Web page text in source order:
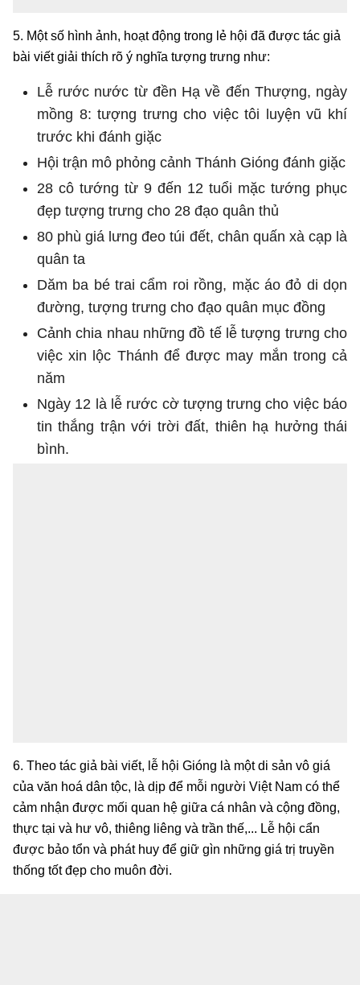
5. Một số hình ảnh, hoạt động trong lẻ hội đã được tác giả
bài viết giải thích rõ ý nghĩa tượng trưng như:
Lễ rước nước từ đền Hạ về đến Thượng, ngày
mồng 8: tượng trưng cho việc tôi luyện vũ khí
trước khi đánh giặc
Hội trận mô phỏng cảnh Thánh Gióng đánh giặc
28 cô tướng từ 9 đến 12 tuổi mặc tướng phục
đẹp tượng trưng cho 28 đạo quân thủ
80 phù giá lưng đeo túi đết, chân quấn xà cạp là
quân ta
Dăm ba bé trai cẩm roi rồng, mặc áo đỏ di dọn
đường, tượng trưng cho đạo quân mục đồng
Cảnh chia nhau những đồ tế lễ tượng trưng cho
việc xin lộc Thánh để được may mắn trong cả
năm
Ngày 12 là lễ rước cờ tượng trưng cho việc báo
tin thắng trận với trời đất, thiên hạ hưởng thái
bình.
6. Theo tác giả bài viết, lễ hội Gióng là một di sản vô giá
của văn hoá dân tộc, là dịp để mỗi người Việt Nam có thể
cảm nhận được mối quan hệ giữa cá nhân và cộng đồng,
thực tại và hư vô, thiêng liêng và trần thế,... Lễ hội cẩn
được bảo tổn và phát huy để giữ gìn những giá trị truyền
thống tốt đẹp cho muôn đời.